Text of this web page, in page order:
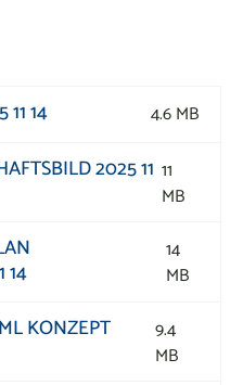
11 14 4.6 MB
2025 11 11
MB
14
14
MB
KONZEPT
9.4
MB